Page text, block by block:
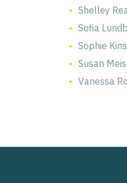
Shelley
Sofia
Sophie
Susan
Vanessa